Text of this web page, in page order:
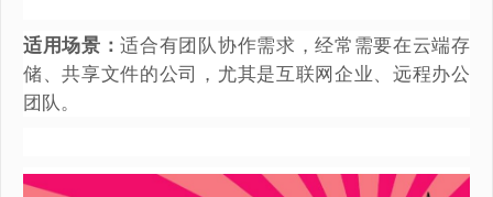
适用场景：适合有团队协作需求，经常需要在云端存
储、共享文件的公司，尤其是互联网企业、远程办公
团队。